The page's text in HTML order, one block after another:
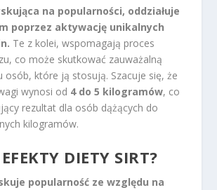
na popularności, oddziałuje
poprzez aktywację unikalnych
Te z kolei, wspomagają proces
co może skutkować zauważalną
osób, które ją stosują. Szacuje się, że
wynosi od 4 do 5 kilogramów, co
rezultat dla osób dążących do
kilogramów.
DIETY SIRT?
popularność ze względu na